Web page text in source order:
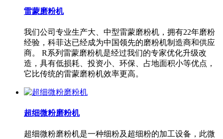
雷蒙磨粉机
我们公司专业生产大、中型雷蒙磨粉机，拥有22年磨粉
经验，科菲达已经成为中国领先的磨粉机制造商和供应
商。 R系列雷蒙磨粉机是经过我们的专家优化升级改
造，具有低损耗、投资小、环保、占地面积小等优点，
它比传统的雷蒙磨粉机效率更高。
超细微粉磨粉机
超细微粉磨粉机是一种细粉及超细粉的加工设备，此微